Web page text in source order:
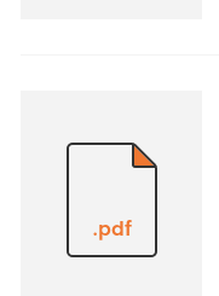
.pdf